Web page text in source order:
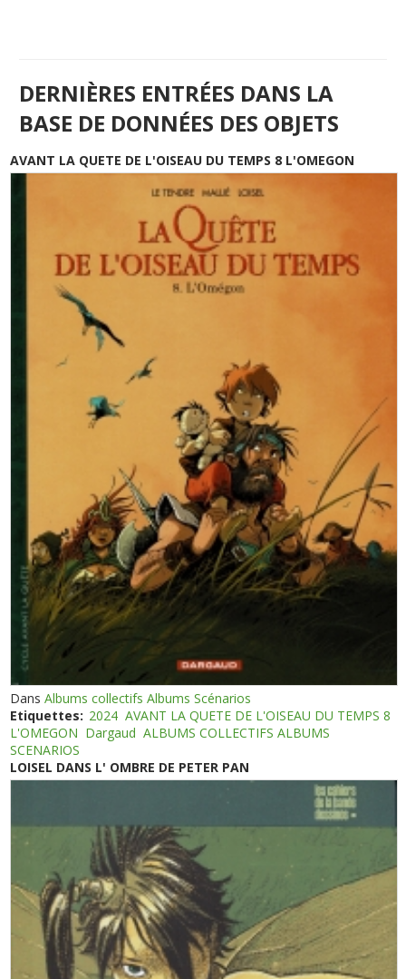
DERNIÈRES ENTRÉES DANS LA
BASE DE DONNÉES DES OBJETS
AVANT LA QUETE DE L'OISEAU DU TEMPS 8 L'OMEGON
DansAlbums collectifs Albums Scénarios
Etiquettes: 2024 AVANT LA QUETE DE L'OISEAU DU TEMPS 8
L'OMEGON Dargaud ALBUMS COLLECTIFS ALBUMS
SCENARIOS
LOISEL DANS L' OMBRE DE PETER PAN